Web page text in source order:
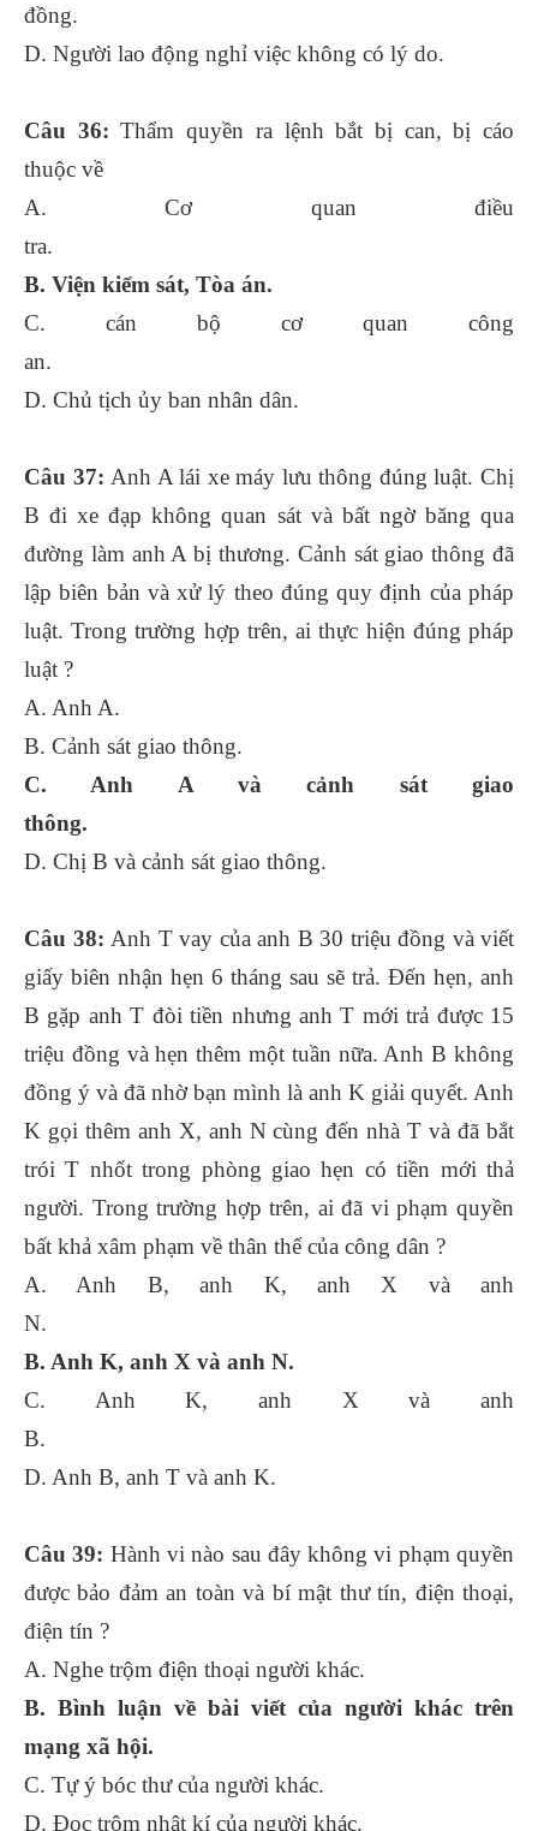
đồng.
D. Người lao động nghỉ việc không có lý do.
Câu 36: Thẩm quyền ra lệnh bắt bị can, bị cáo
thuộc về
A. Cơ quan điều
tra.
B. Viện kiểm sát, Tòa án.
C. cán bộ cơ quan công
an.
D. Chủ tịch ủy ban nhân dân.
Câu 37: Anh A lái xe máy lưu thông đúng luật. Chị
B đi xe đạp không quan sát và bất ngờ băng qua
đường làm anh A bị thương. Cảnh sát giao thông đã
lập biên bản và xử lý theo đúng quy định của pháp
luật. Trong trường hợp trên, ai thực hiện đúng pháp
luật ?
A. Anh A.
B. Cảnh sát giao thông.
C. Anh A và cảnh sát giao
thông.
D. Chị B và cảnh sát giao thông.
Câu 38: Anh T vay của anh B 30 triệu đồng và viết
giấy biên nhận hẹn 6 tháng sau sẽ trả. Đến hẹn, anh
B gặp anh T đòi tiền nhưng anh T mới trả được 15
triệu đồng và hẹn thêm một tuần nữa. Anh B không
đồng ý và đã nhờ bạn mình là anh K giải quyết. Anh
K gọi thêm anh X, anh N cùng đến nhà T và đã bắt
trói T nhốt trong phòng giao hẹn có tiền mới thả
người. Trong trường hợp trên, ai đã vi phạm quyền
bất khả xâm phạm về thân thể của công dân ?
A. Anh B, anh K, anh X và anh
N.
B. Anh K, anh X và anh N.
C. Anh K, anh X và anh
B.
D. Anh B, anh T và anh K.
Câu 39: Hành vi nào sau đây không vi phạm quyền
được bảo đảm an toàn và bí mật thư tín, điện thoại,
điện tín ?
A. Nghe trộm điện thoại người khác.
B. Bình luận về bài viết của người khác trên
mạng xã hội.
C. Tự ý bóc thư của người khác.
D. Đọc trộm nhật kí của người khác.